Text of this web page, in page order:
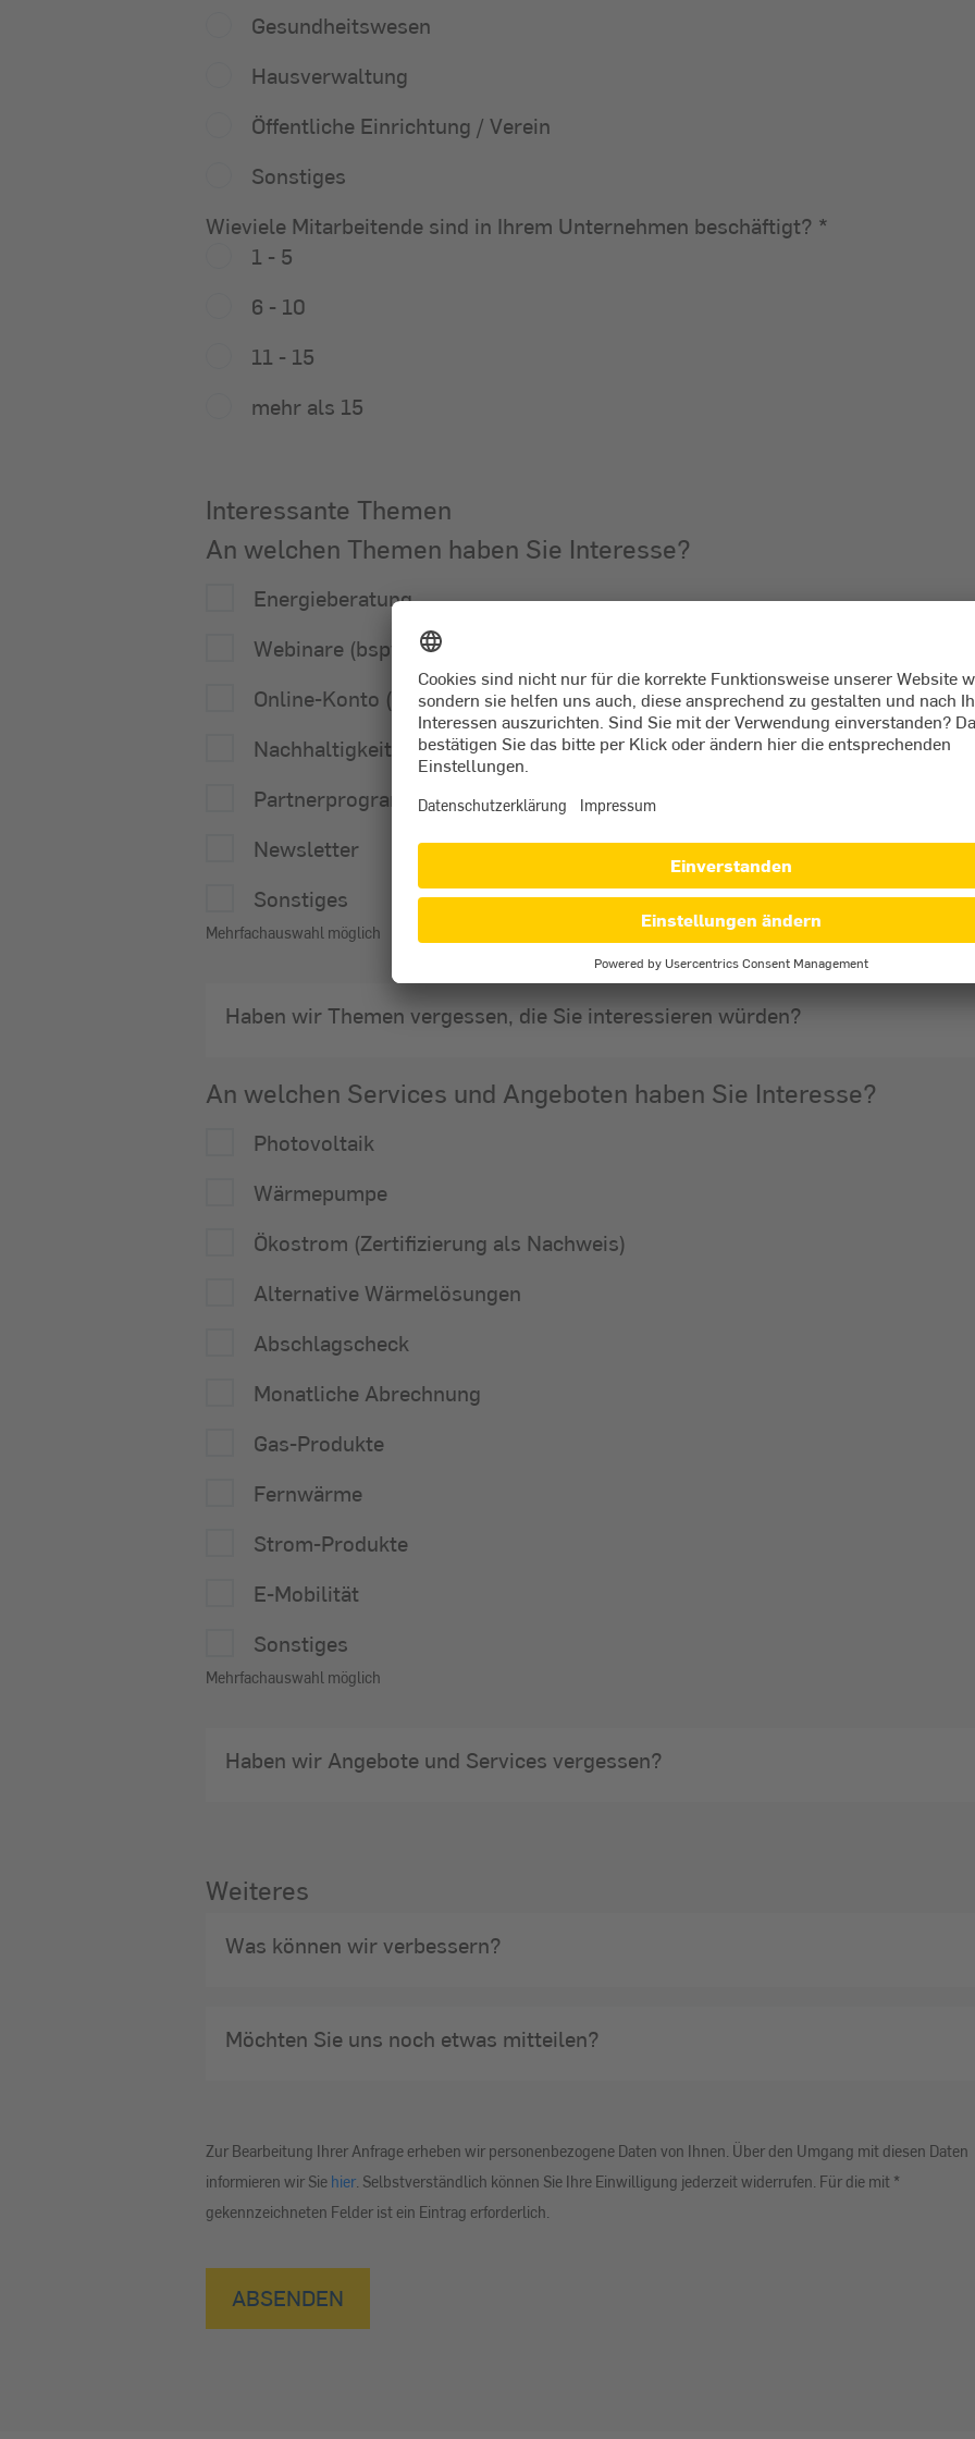
Gesundheitswesen
Hausverwaltung
Öffentliche Einrichtung / Verein
Sonstiges
Wieviele Mitarbeitende sind in Ihrem Unternehmen beschäftigt?
Wieviele Mitarbeitende sind in Ihrem Unternehmen beschäftigt? *
1 - 5
6 - 10
11 - 15
mehr als 15
Interessante Themen
An welchen Themen haben Sie Interesse?
Energieberatung
Webinare (bspw. Fördermittel, Energiespartipps)
Online-Konto (Selfservices)
Nachhaltigkeit
Partnerprogramm Stadtmark
Newsletter
Sonstiges
Mehrfachauswahl möglich
Haben wir Themen vergessen, die Sie interessieren würden?
An welchen Services und Angeboten haben Sie Interesse?
Photovoltaik
Wärmepumpe
Ökostrom (Zertifizierung als Nachweis)
Alternative Wärmelösungen
Abschlagscheck
Monatliche Abrechnung
Gas-Produkte
Fernwärme
Strom-Produkte
E-Mobilität
Sonstiges
Mehrfachauswahl möglich
Haben wir Angebote und Services vergessen?
Weiteres
Was können wir verbessern?
Möchten Sie uns noch etwas mitteilen?
Zur Bearbeitung Ihrer Anfrage erheben wir personenbezogene Daten von Ihnen. Über den Umgang mit diesen Daten
informieren wir Sie hier. Selbstverständlich können Sie Ihre Einwilligung jederzeit widerrufen. Für die mit *
gekennzeichneten Felder ist ein Eintrag erforderlich.
GewerbeUmfrage-
ABSENDEN